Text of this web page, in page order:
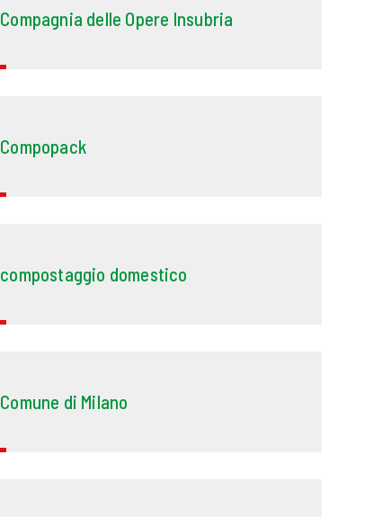
Compagnia delle Opere Insubria
Compopack
compostaggio domestico
Comune di Milano